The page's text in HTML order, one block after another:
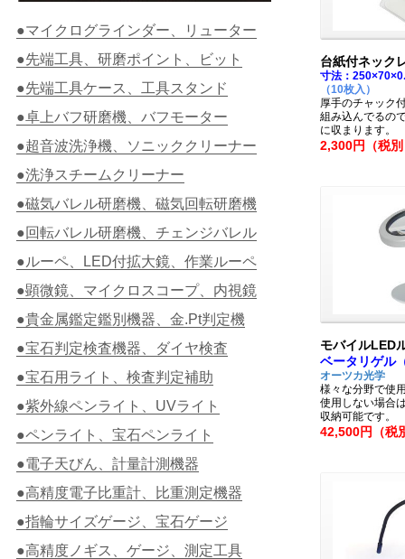
台紙付ネック
寸法：
（10枚入）
厚手のチャック
組み込んでるの
に収まります。
2,300円（税
モバイルLED
ベータリゲル
オーツカ光学
様々な分野で使
使用しない場合
収納可能です。
42,500円（税
●マイクログラインダー、リューター
●先端工具、研磨ポイント、ビット
●先端工具ケース、工具スタンド
●卓上バフ研磨機、バフモーター
●超音波洗浄機、ソニッククリーナー
●洗浄スチームクリーナー
●磁気バレル研磨機、磁気回転研磨機
●回転バレル研磨機、チェンジバレル
●ルーペ、LED付拡大鏡、作業ルーペ
●顕微鏡、マイクロスコープ、内視鏡
●貴金属鑑定鑑別機器、金.Pt判定機
●宝石判定検査機器、ダイヤ検査
●宝石用ライト、検査判定補助
●紫外線ペンライト、UVライト
●ペンライト、宝石ペンライト
●電子天びん、計量計測機器
●高精度電子比重計、比重測定機器
●指輪サイズゲージ、宝石ゲージ
●高精度ノギス、ゲージ、測定工具